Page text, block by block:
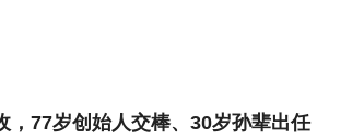
，77岁创始人交棒、30岁孙辈出任